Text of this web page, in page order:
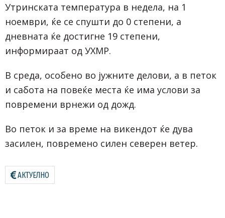
Утринската температура в недела, на 1
ноември, ќе се спушти до 0 степени, а
дневната ќе достигне 19 степени,
информираат од УХМР.
В среда, особено во јужните делови, а в петок
и сабота на повеќе места ќе има услови за
повремени врнежи од дожд.
Во петок и за време на викендот ќе дува
засилен, повремено силен северен ветер.
АКТУЕЛНО